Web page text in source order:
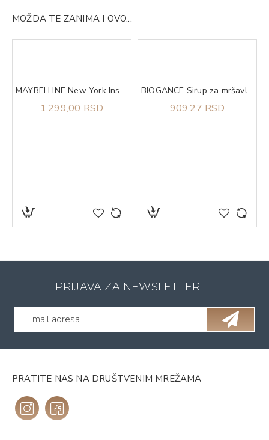
MOŽDA TE ZANIMA I OVO...
MAYBELLINE New York Instant Anti-Age Eraser korektor 6 Neutralizer
1.299,00 RSD
BIOGANCE Sirup za mršavljenje Phytocare slim+ 200ml
909,27 RSD
PRIJAVA ZA NEWSLETTER:
PRATITE NAS NA DRUŠTVENIM MREŽAMA